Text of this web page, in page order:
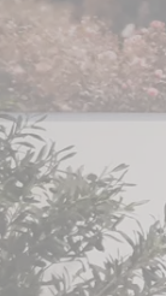
nach Heusenstamm